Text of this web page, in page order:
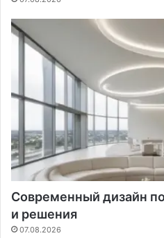
Современный дизайн
и решения
07.08.2026